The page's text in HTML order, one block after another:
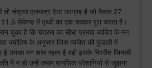
तो चंद्रमा एकमात्र ऐसा उपग्रह है जो केवल 27
सेकेण्ड में पृथ्वी का एक चक्कर पूरा करता है।
चुका है कि चंद्रमा का सीधा प्रभाव व्यक्ति के मन
ज्योतिष के अनुसार जिस व्यक्ति की कुंडली में
है उनका मन शांत रहता है वहीं इसके विपरीत जिनकी
में न हो उन्हें तमाम मानसिक परेशानियों से जूझना